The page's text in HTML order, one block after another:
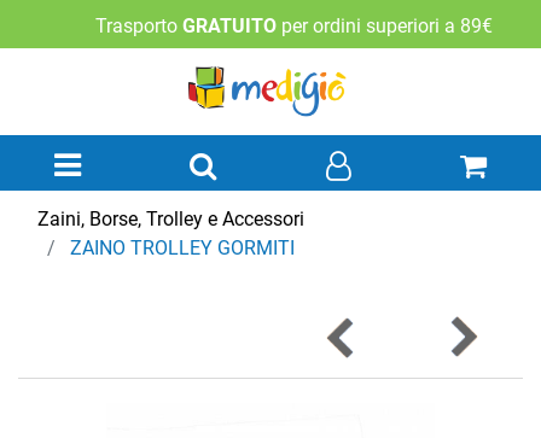
Trasporto GRATUITO per ordini superiori a 89€
Open menu
Zaini, Borse, Trolley e Accessori
ZAINO TROLLEY GORMITI